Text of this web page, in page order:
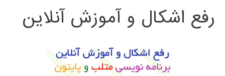
ج
رفع اشکال و آموزش آنلاین